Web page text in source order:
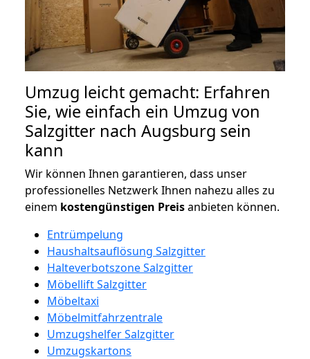
Umzug leicht gemacht: Erfahren
Sie, wie einfach ein Umzug von
Salzgitter nach Augsburg sein
kann
Wir können Ihnen garantieren, dass unser
professionelles Netzwerk Ihnen nahezu alles zu
einem kostengünstigen Preisanbieten können.
Entrümpelung
Haushaltsauflösung Salzgitter
Halteverbotszone Salzgitter
Möbellift Salzgitter
Möbeltaxi
Möbelmitfahrzentrale
Umzugshelfer Salzgitter
Umzugskartons